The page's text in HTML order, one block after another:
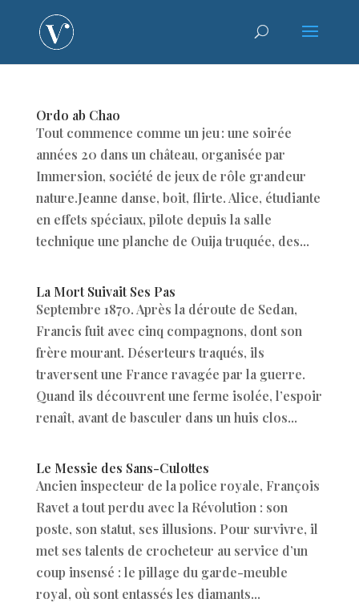
Ordo ab Chao
Tout commence comme un jeu : une soirée
années 20 dans un château, organisée par
Immersion, société de jeux de rôle grandeur
nature.Jeanne danse, boit, flirte. Alice, étudiante
en effets spéciaux, pilote depuis la salle
technique une planche de Ouija truquée, des...
La Mort Suivait Ses Pas
Septembre 1870. Après la déroute de Sedan,
Francis fuit avec cinq compagnons, dont son
frère mourant. Déserteurs traqués, ils
traversent une France ravagée par la guerre.
Quand ils découvrent une ferme isolée, l’espoir
renaît, avant de basculer dans un huis clos...
Le Messie des Sans-Culottes
Ancien inspecteur de la police royale, François
Ravet a tout perdu avec la Révolution : son
poste, son statut, ses illusions. Pour survivre, il
met ses talents de crocheteur au service d’un
coup insensé : le pillage du garde-meuble
royal, où sont entassés les diamants...